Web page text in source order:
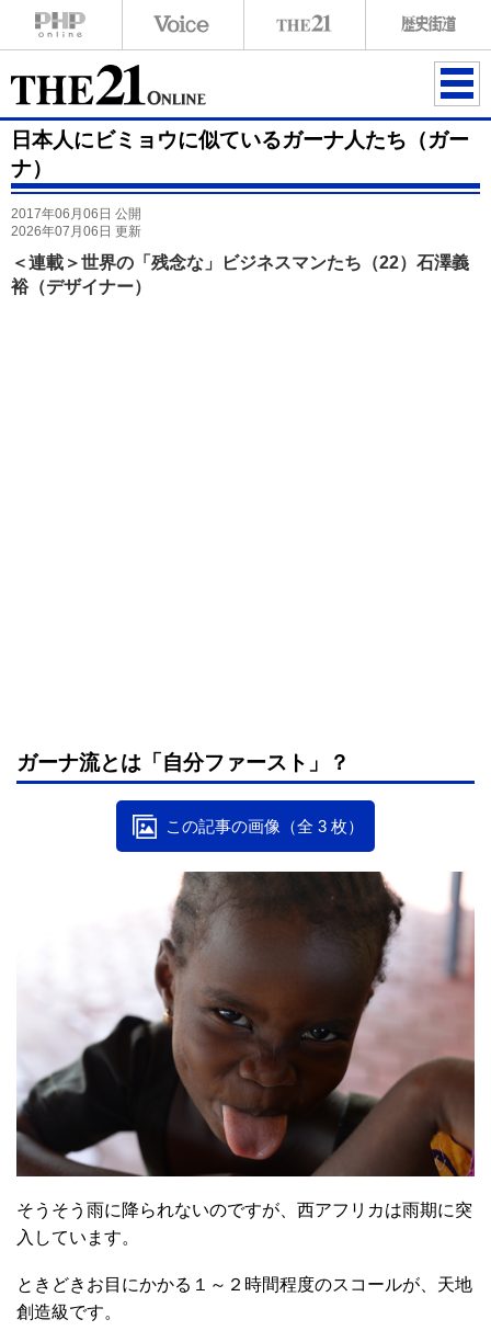
ME
NU
日本人にビミョウに似ているガーナ人たち（ガー
ナ）
2017年06月06日 公開
2026年07月06日 更新
＜連載＞世界の「残念な」ビジネスマンたち（22）石澤義
裕（デザイナー）
ガーナ流とは「自分ファースト」？
この記事の画像（全 3 枚）
そうそう雨に降られないのですが、西アフリカは雨期に突
入しています。
ときどきお目にかかる１～２時間程度のスコールが、天地
創造級です。